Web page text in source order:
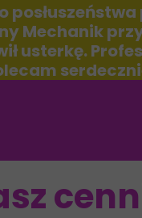
Mechanik
usterkę.